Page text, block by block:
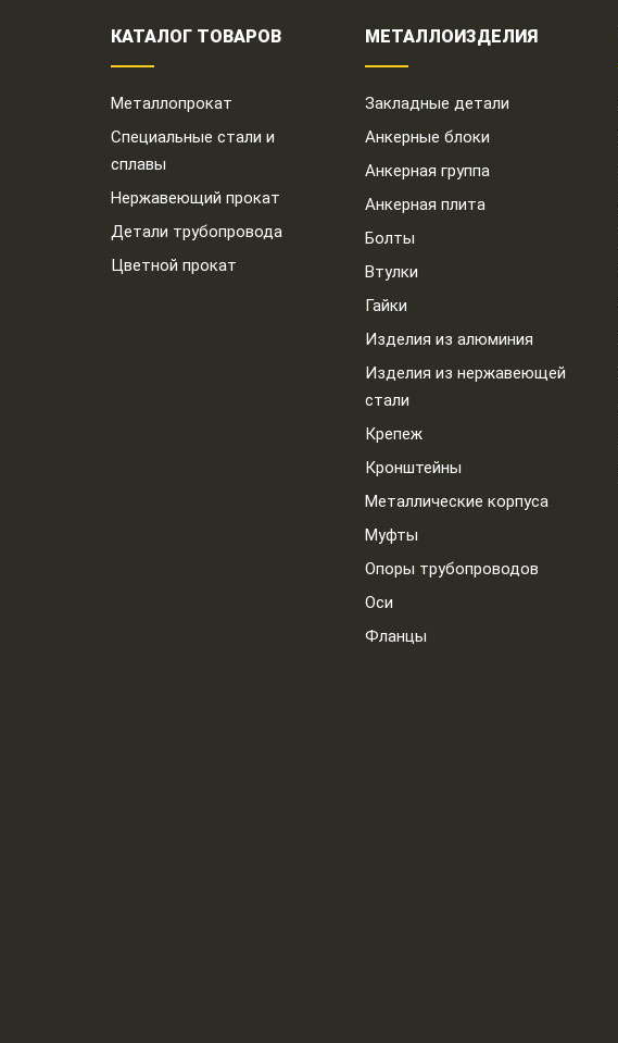
КАТАЛОГ ТОВАРОВ
Металлопрокат
Специальные стали и
сплавы
Нержавеющий прокат
Детали трубопровода
Цветной прокат
МЕТАЛЛОИЗДЕЛИЯ
Закладные детали
Анкерные блоки
Анкерная группа
Анкерная плита
Болты
Втулки
Гайки
Изделия из алюминия
Изделия из нержавеющей
стали
Крепеж
Кронштейны
Металлические корпуса
Муфты
Опоры трубопроводов
Оси
Фланцы